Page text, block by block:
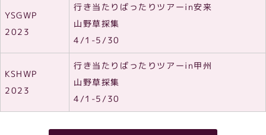
YSGWP
2023
行き当たりばったりツアーin安来
山野草採集
4/1-5/30
KSHWP
2023
行き当たりばったりツアーin甲州
山野草採集
4/1-5/30